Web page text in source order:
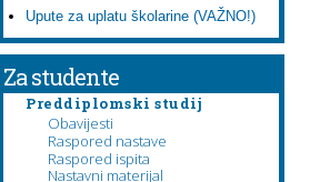
Upute za uplatu školarine (VAŽNO!)
Za studente
Preddiplomski studij
Obavijesti
Raspored nastave
Raspored ispita
Nastavni materijal